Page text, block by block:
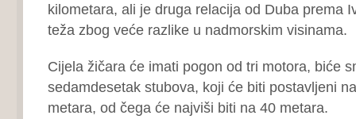
kilometara, ali je druga relacija od Duba prema
teža zbog veće razlike u nadmorskim visinama.
Cijela žičara će imati pogon od tri motora, biće
sedamdesetak stubova, koji će biti postavljeni
metara, od čega će najviši biti na 40 metara.